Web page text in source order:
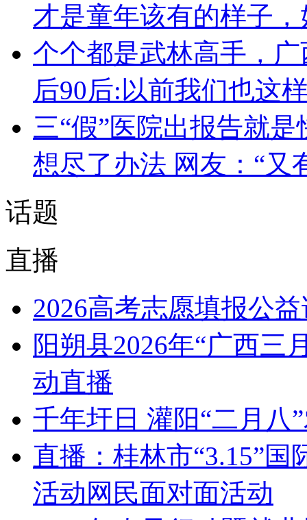
才是童年该有的样子
个个都是武林高手，
后90后:以前我们也这
三“假”医院出报告就
想尽了办法 网友：“又
话题
直播
2026高考志愿填报公
阳朔县2026年“广西三
动直播
千年圩日 灌阳“二月八
直播：桂林市“3.15”
活动网民面对面活动